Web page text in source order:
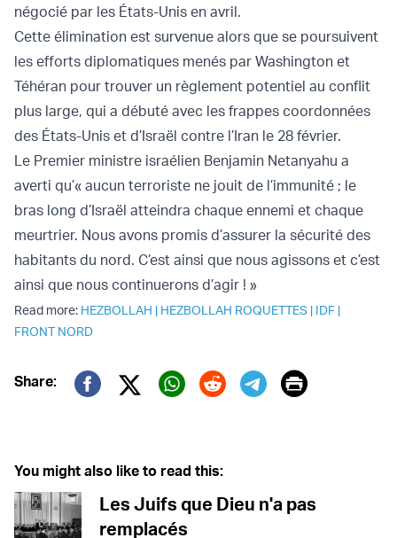
négocié par les États-Unis en avril.
Cette élimination est survenue alors que se poursuivent
les efforts diplomatiques menés par Washington et
Téhéran pour trouver un règlement potentiel au conflit
plus large, qui a débuté avec les frappes coordonnées
des États-Unis et d’Israël contre l’Iran le 28 février.
Le Premier ministre israélien Benjamin Netanyahu a
averti qu’« aucun terroriste ne jouit de l’immunité ; le
bras long d’Israël atteindra chaque ennemi et chaque
meurtrier. Nous avons promis d’assurer la sécurité des
habitants du nord. C’est ainsi que nous agissons et c’est
ainsi que nous continuerons d’agir ! »
Read more: HEZBOLLAH | HEZBOLLAH ROQUETTES | IDF |
FRONT NORD
Share:
Twitter (X)
Print
You might also like to read this:
Les Juifs que Dieu n'a pas
remplacés